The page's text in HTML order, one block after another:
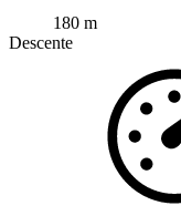
180 m
Descente